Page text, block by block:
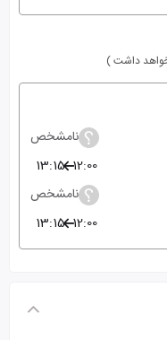
خواهد داشت )
نامشخص
12:00
13:15
نامشخص
12:00
13:15